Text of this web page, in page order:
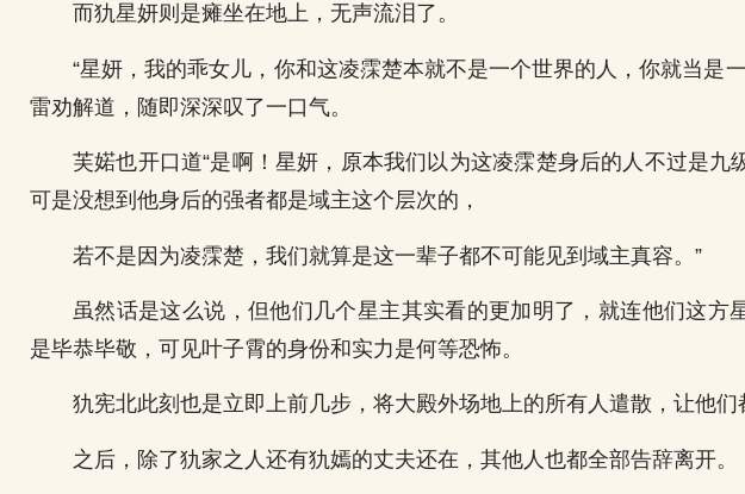
而犰星妍则是瘫坐在地上，无声流泪了。
“星妍，我的乖女儿，你和这凌霂楚本就不是一个世界的人，你就当是
雷劝解道，随即深深叹了一口气。
芙婼也开口道“是啊！星妍，原本我们以为这凌霂楚身后的人不过是九
可是没想到他身后的强者都是域主这个层次的，
若不是因为凌霂楚，我们就算是这一辈子都不可能见到域主真容。”
虽然话是这么说，但他们几个星主其实看的更加明了，就连他们这方
是毕恭毕敬，可见叶子霄的身份和实力是何等恐怖。
犰宪北此刻也是立即上前几步，将大殿外场地上的所有人遣散，让他
之后，除了犰家之人还有犰嫣的丈夫还在，其他人也都全部告辞离开。